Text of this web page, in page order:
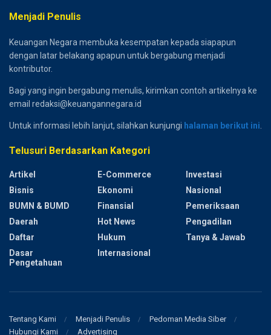
Menjadi Penulis
Keuangan Negara membuka kesempatan kepada siapapun
dengan latar belakang apapun untuk bergabung menjadi
kontributor.
Bagi yang ingin bergabung menulis, kirimkan contoh artikelnya ke
email redaksi@keuangannegara.id
Untuk informasi lebih lanjut, silahkan kunjungi halaman berikut ini
Telusuri Berdasarkan Kategori
Artikel
Bisnis
BUMN & BUMD
Daerah
Daftar
Dasar
Pengetahuan
E-Commerce
Ekonomi
Finansial
Hot News
Hukum
Internasional
Investasi
Nasional
Pemeriksaan
Pengadilan
Tanya & Jawab
Tentang Kami Menjadi Penulis
Pedoman Media Siber
Hubungi Kami
Advertising